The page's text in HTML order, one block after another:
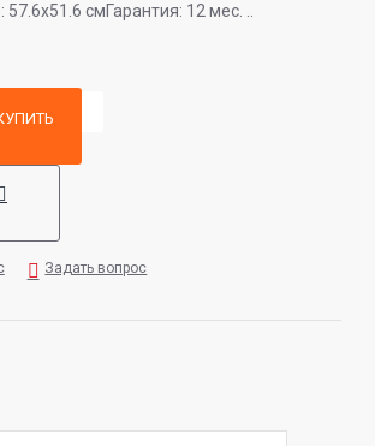
смГарантия: 12 мес. ..
Задать вопрос